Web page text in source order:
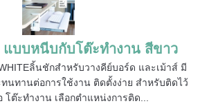
แบบหนีบกับโต๊ะทำงาน สีขาว
ลิ้นชักสำหรับวางคีย์บอร์ด และเม้าส์ มี
นทานต่อการใช้งาน ติดตั้งง่าย สำหรับติดไว้
โต๊ะทำงาน เลือกตำแหน่งการติด...